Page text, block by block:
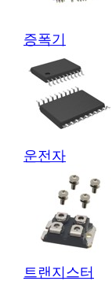
증폭기
운전자
트랜지스터